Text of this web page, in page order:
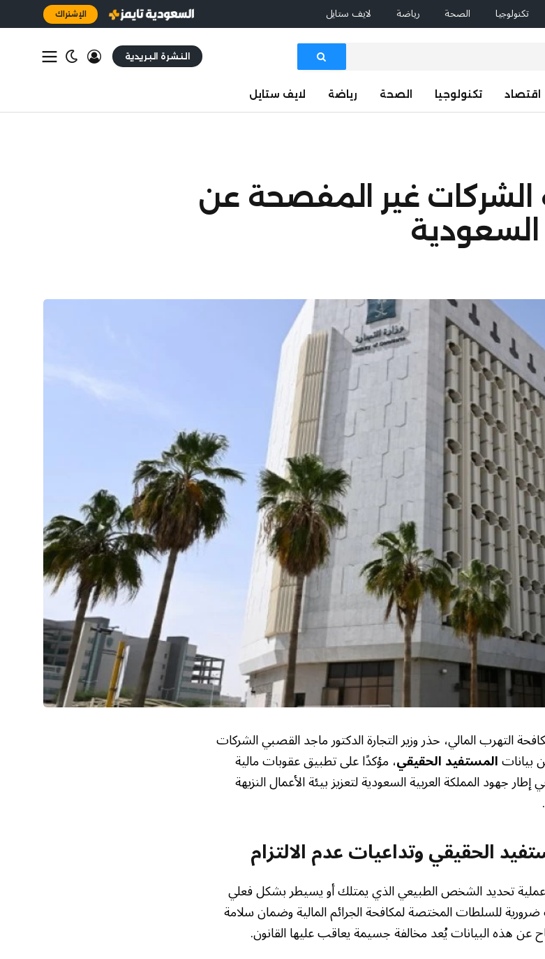
تكنولوجيا الصحة رياضة لايف ستايل الإشتراك
النشرة البريدية
اقتصاد تكنولوجيا الصحة رياضة لايف ستايل
غرامة الشركات غير المفصحة عن
السعودية
التهرب المالي، حذر وزير التجارة الدكتور ماجد القصبي الشركات
بياناتالمستفيد الحقيقي، مؤكدًا على تطبيق عقوبات مالية
جهود المملكة العربية السعودية لتعزيز بيئة الأعمال النزيهة
الحقيقي وتداعيات عدم الالتزام
تحديد الشخص الطبيعي الذي يمتلك أو يسيطر بشكل فعلي
للسلطات المختصة لمكافحة الجرائم المالية وضمان سلامة
عن هذه البيانات يُعد مخالفة جسيمة يعاقب عليها القانون.